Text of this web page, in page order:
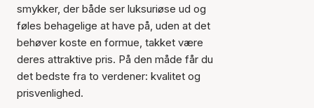
smykker, der både ser luksuriøse ud og
føles behagelige at have på, uden at det
behøver koste en formue, takket være
deres attraktive pris. På den måde får du
det bedste fra to verdener: kvalitet og
prisvenlighed.